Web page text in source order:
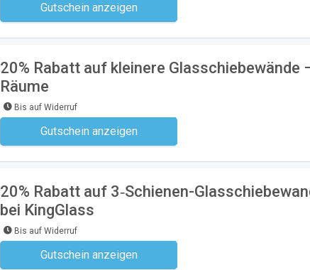
Gutschein anzeigen
Kein Code notwendig
20% Rabatt auf kleinere Glasschiebewände
Räume
Bis auf Widerruf
Gutschein anzeigen
Kein Code notwendig
20% Rabatt auf 3‑Schienen-
bei KingGlass
Bis auf Widerruf
Gutschein anzeigen
Kein Code notwendig